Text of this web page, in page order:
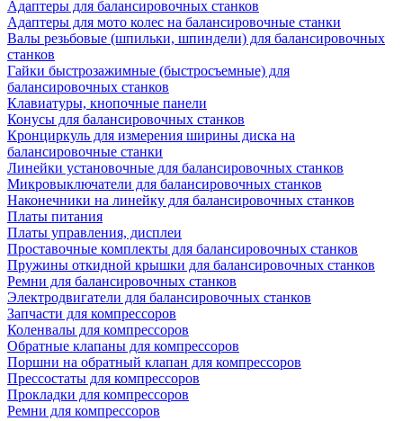
Адаптеры для балансировочных станков
Адаптеры для мото колес на балансировочные станки
Валы резьбовые (шпильки, шпиндели) для балансировочных
станков
Гайки быстрозажимные (быстросъемные) для
балансировочных станков
Клавиатуры, кнопочные панели
Конусы для балансировочных станков
Кронциркуль для измерения ширины диска на
балансировочные станки
Линейки установочные для балансировочных станков
Микровыключатели для балансировочных станков
Наконечники на линейку для балансировочных станков
Платы питания
Платы управления, дисплеи
Проставочные комплекты для балансировочных станков
Пружины откидной крышки для балансировочных станков
Ремни для балансировочных станков
Электродвигатели для балансировочных станков
Запчасти для компрессоров
Коленвалы для компрессоров
Обратные клапаны для компрессоров
Поршни на обратный клапан для компрессоров
Прессостаты для компрессоров
Прокладки для компрессоров
Ремни для компрессоров